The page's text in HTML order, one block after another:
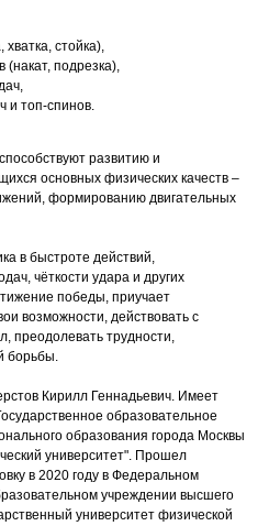
стойка),
(накат, подрезка),
и топ-спинов.
развитию и
основных физических качеств –
формированию двигательных
в быстроте действий,
чёткости удара и других
победы, приучает
возможности, действовать с
преодолевать трудности,
борьбы.
Кирилл Геннадьевич. Имеет
образовательное
образования города Москвы
университет". Прошел
в 2020 году в Федеральном
учреждении высшего
университет физической